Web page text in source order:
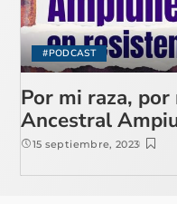
#PODCAST
Por mi raza,
Ancestral
15 septiembre, 2023